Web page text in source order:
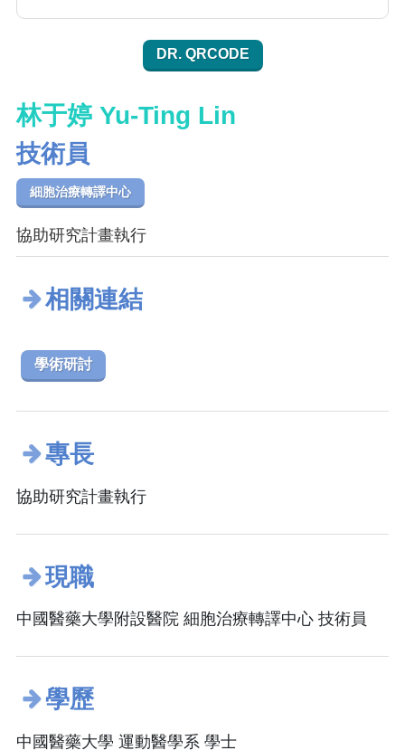
DR. QRCODE
林于婷 Yu-Ting Lin
技術員
細胞治療轉譯中心
協助研究計畫執行
相關連結
學術研討
專長
協助研究計畫執行
現職
中國醫藥大學附設醫院 細胞治療轉譯中心 技術員
學歷
中國醫藥大學 運動醫學系 學士